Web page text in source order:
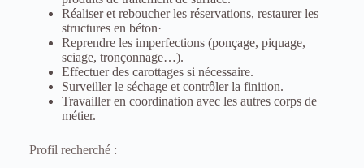
Réaliser et reboucher les réservations, restaurer les
structures en béton·
Reprendre les imperfections (ponçage, piquage,
sciage, tronçonnage…).
Effectuer des carottages si nécessaire.
Surveiller le séchage et contrôler la finition.
Travailler en coordination avec les autres corps de
métier.
Profil recherché :